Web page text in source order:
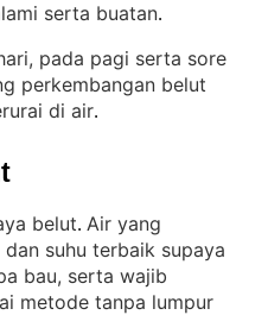
serta buatan.
pada pagi serta sore
perkembangan belut
di air.
belut. Air yang
suhu terbaik supaya
bau, serta wajib
metode tanpa lumpur